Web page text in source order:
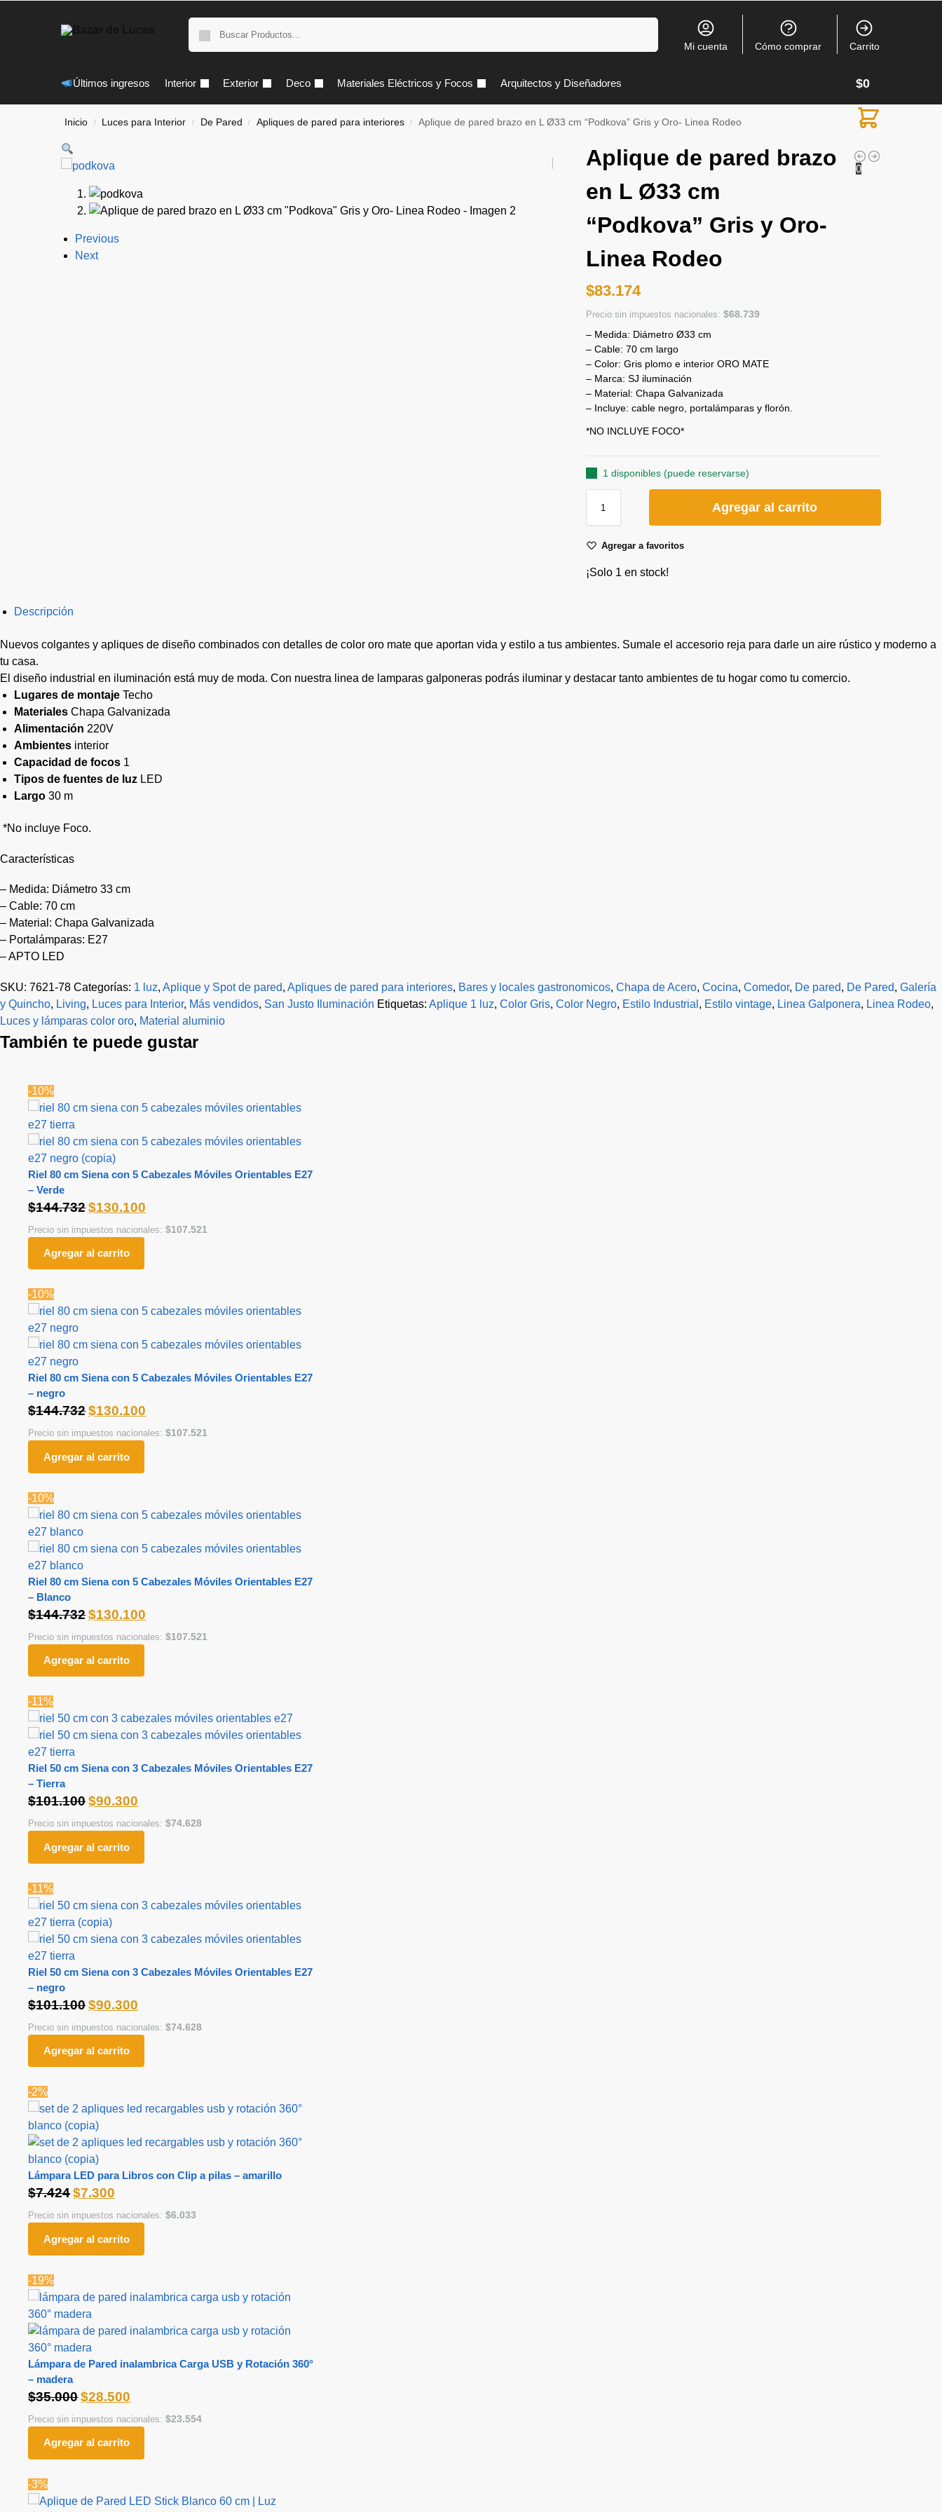
Mi cuenta Cómo comprar Carrito
Últimos ingresos Interior Exterior Deco Materiales Eléctricos y Focos Arquitectos y Diseñadores $0
0
Inicio / Luces para Interior / De Pared / Apliques de pared para interiores / Aplique de pared brazo en L Ø33 cm “Podkova” Gris y Oro- Linea Rodeo
Previous
Next
Aplique de pared brazo
en L Ø33 cm
“Podkova” Gris y Oro-
Linea Rodeo
$83.174
Precio sin impuestos nacionales: $68.739
– Medida: Diámetro Ø33 cm
– Cable: 70 cm largo
– Color: Gris plomo e interior ORO MATE
– Marca: SJ iluminación
– Material: Chapa Galvanizada
– Incluye: cable negro, portalámparas y florón.
*NO INCLUYE FOCO*
1 disponibles (puede reservarse)
Agregar al carrito
Agregar a favoritos
¡Solo 1 en stock!
Descripción
Nuevos colgantes y apliques de diseño combinados con detalles de color oro mate que aportan vida y estilo a tus ambientes. Sumale el accesorio reja para darle un aire rústico y moderno a
tu casa.
El diseño industrial en iluminación está muy de moda. Con nuestra linea de lamparas galponeras podrás iluminar y destacar tanto ambientes de tu hogar como tu comercio.
Lugares de montaje Techo
Materiales Chapa Galvanizada
Alimentación 220V
Ambientes interior
Capacidad de focos 1
Tipos de fuentes de luz LED
Largo 30 m
*No incluye Foco.
Características
– Medida: Diámetro 33 cm
– Cable: 70 cm
– Material: Chapa Galvanizada
– Portalámparas: E27
– APTO LED
SKU: 7621-78 Categorías: 1 luz, Aplique y Spot de pared, Apliques de pared para interiores, Bares y locales gastronomicos, Chapa de Acero, Cocina, Comedor, De pared, De Pared, Galería
y Quincho, Living, Luces para Interior, Más vendidos, San Justo Iluminación Etiquetas: Aplique 1 luz, Color Gris, Color Negro, Estilo Industrial , Estilo vintage, Linea Galponera, Linea Rodeo,
Luces y lámparas color oro, Material aluminio
También te puede gustar
-10%
Riel 80 cm Siena con 5 Cabezales Móviles Orientables E27
– Verde
$144.732$130.100
Precio sin impuestos nacionales:$107.521
Agregar al carrito
-10%
Riel 80 cm Siena con 5 Cabezales Móviles Orientables E27
– negro
$144.732$130.100
Precio sin impuestos nacionales:$107.521
Agregar al carrito
-10%
Riel 80 cm Siena con 5 Cabezales Móviles Orientables E27
– Blanco
$144.732$130.100
Precio sin impuestos nacionales:$107.521
Agregar al carrito
-11%
Riel 50 cm Siena con 3 Cabezales Móviles Orientables E27
– Tierra
$101.100$90.300
Precio sin impuestos nacionales:$74.628
Agregar al carrito
-11%
Riel 50 cm Siena con 3 Cabezales Móviles Orientables E27
– negro
$101.100$90.300
Precio sin impuestos nacionales:$74.628
Agregar al carrito
-2%
Lámpara LED para Libros con Clip a pilas – amarillo
$7.424$7.300
Precio sin impuestos nacionales:$6.033
Agregar al carrito
-19%
Lámpara de Pared inalambrica Carga USB y Rotación 360°
– madera
$35.000$28.500
Precio sin impuestos nacionales:$23.554
Agregar al carrito
-3%